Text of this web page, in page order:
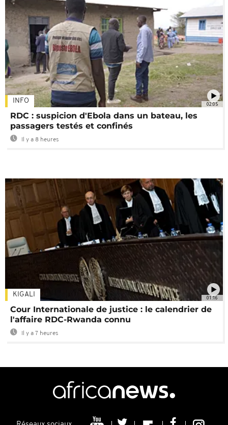
02:05
INFO
RDC : suspicion d'Ebola dans un bateau, les
passagers testés et confinés
Il y a 8 heures
01:16
KIGALI
Cour Internationale de justice : le calendrier de
l'affaire RDC-Rwanda connu
Il y a 7 heures